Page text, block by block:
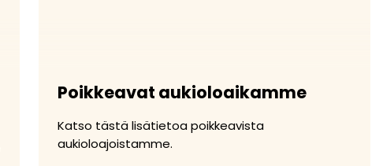
Poikkeavat aukioloaikamme
Katso tästä lisätietoa poikkeavista
aukioloajoistamme.